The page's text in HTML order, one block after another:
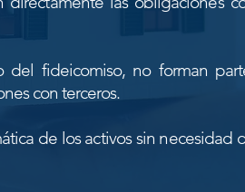
del fideicomiso, no forman
con terceros.
de los activos sin necesidad